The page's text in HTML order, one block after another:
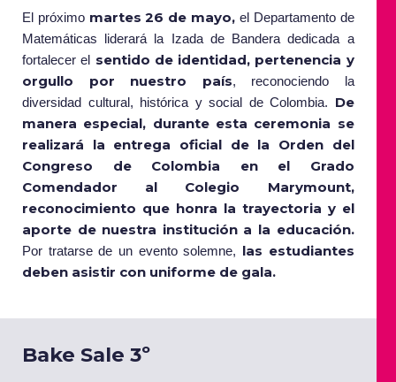
El próximo martes 26 de mayo, el Departamento de
Matemáticas liderará la Izada de Bandera dedicada a
fortalecer el sentido de identidad, pertenencia y
orgullo por nuestro país, reconociendo la
diversidad cultural, histórica y social de Colombia. De
manera especial, durante esta ceremonia se
realizará la entrega oficial de la Orden del
Congreso de Colombia en el Grado
Comendador al Colegio Marymount,
reconocimiento que honra la trayectoria y el
aporte de nuestra institución a la educación.
Por tratarse de un evento solemne, las estudiantes
deben asistir con uniforme de gala.
Bake Sale 3º